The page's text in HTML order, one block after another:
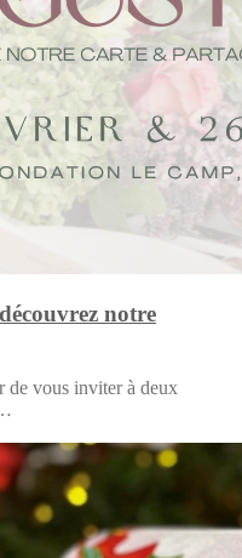
notre
de vous inviter à deux